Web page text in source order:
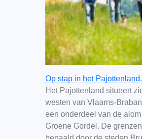
Op stap in het Pajottenland.
Het Pajottenland situeert
westen van Vlaams-
een onderdeel van de
Groene Gordel. De